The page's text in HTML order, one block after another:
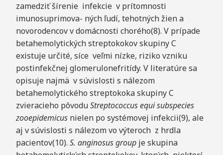
zamedziť šírenie infekcie v prítomnosti
imunosuprimova- ných ľudí, tehotných žien a
novorodencov v domácnosti chorého(8). V prípade
betahemolytických streptokokov skupiny C
existuje určité, síce veľmi nízke, riziko vzniku
postinfekčnej glomerulonefritídy. V literatúre sa
opisuje najmä v súvislosti s nálezom
betahemolytického streptokoka skupiny C
zvieracieho pôvoduStreptococcus equi subspecies
zooepidemicus nielen po systémovej infekcii(9), ale
aj v súvislosti s nálezom vo výteroch z hrdla
pacientov(10). S. anginosus group je skupina